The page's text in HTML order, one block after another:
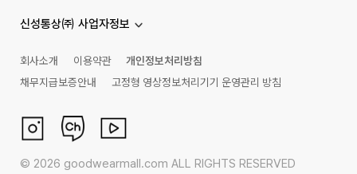
신성통상㈜ 사업자정보
회사소개 이용약관
개인정보처리방침
채무지급보증안내
고정형 영상정보처리기기 운영관리 방침
© 2026 goodwearmall.com ALL RIGHTS RESERVED